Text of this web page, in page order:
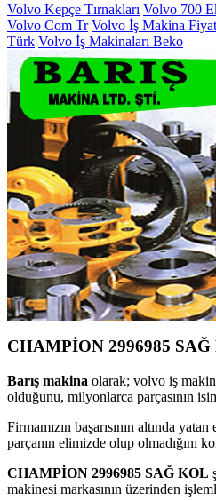
Volvo Kepçe Tırnakları Volvo 700
Volvo Com Tr Volvo İş Makina
Türk Volvo İş Makinaları Beko
CHAMPİON 2996985
Barış makina olarak; volvo iş
olduğunu, milyonlarca parçasının
Firmamızın başarısının altında
parçanın elimizde olup olmadığını
CHAMPİON 2996985 SAĞ KOL
makinesi markasının üzerinden